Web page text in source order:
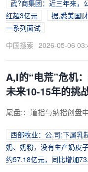
武?商集团：近三年来，
红超3亿元
据,悉美国
一系列面试
中国搜索 2026-05-06
A,I的“电荒”危机
未来10-15年的挑
尾盘;：道指与纳指创盘
西部牧业：公,司;下属乳
奶、奶粉，没有生产奶皮
约57.18亿元，同比增加